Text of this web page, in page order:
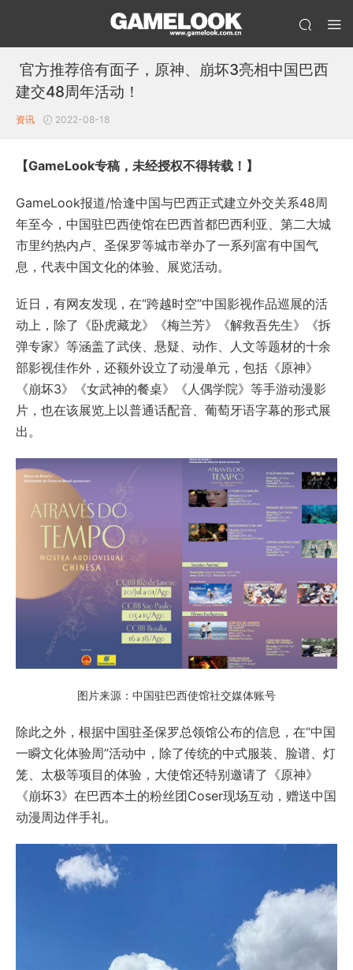
官方推荐倍有面子，原神、崩坏3亮相中国巴西
建交48周年活动！
资讯 2022-08-18
【GameLook专稿，未经授权不得转载！】
GameLook报道/恰逢中国与巴西正式建立外交关系48周
年至今，中国驻巴西使馆在巴西首都巴西利亚、第二大城
市里约热内卢、圣保罗等城市举办了一系列富有中国气
息，代表中国文化的体验、展览活动。
近日，有网友发现，在“跨越时空”中国影视作品巡展的活
动上，除了《卧虎藏龙》《梅兰芳》《解救吾先生》《拆
弹专家》等涵盖了武侠、悬疑、动作、人文等题材的十余
部影视佳作外，还额外设立了动漫单元，包括《原神》
《崩坏3》《女武神的餐桌》《人偶学院》等手游动漫影
片，也在该展览上以普通话配音、葡萄牙语字幕的形式展
出。
图片来源：中国驻巴西使馆社交媒体账号
除此之外，根据中国驻圣保罗总领馆公布的信息，在“中国
一瞬文化体验周”活动中，除了传统的中式服装、脸谱、灯
笼、太极等项目的体验，大使馆还特别邀请了《原神》
《崩坏3》在巴西本土的粉丝团Coser现场互动，赠送中国
动漫周边伴手礼。